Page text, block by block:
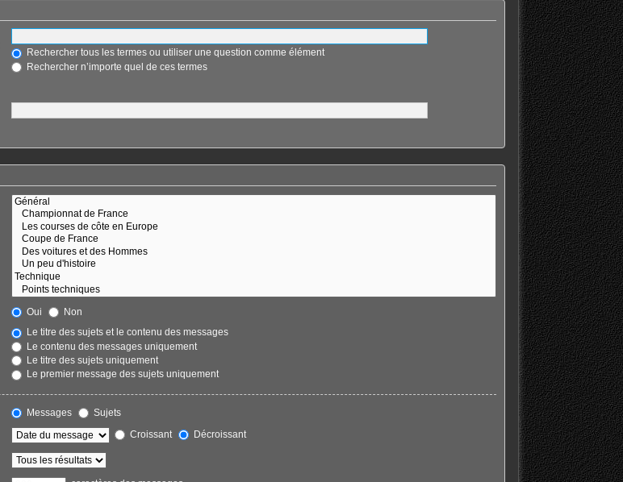
Rechercher tous les termes ou utiliser une question comme élément
Rechercher n’importe quel de ces termes
Oui
Non
Le titre des sujets et le contenu des messages
Le contenu des messages uniquement
Le titre des sujets uniquement
Le premier message des sujets uniquement
Messages
Sujets
Croissant Décroissant